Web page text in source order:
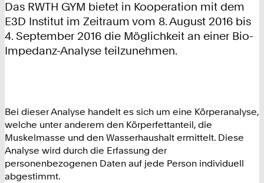
Das RWTH GYM bietet in Kooperation mit dem
E3D Institut im Zeitraum vom 8. August 2016 bis
4. September 2016 die Möglichkeit an einer Bio-
Impedanz-Analyse teilzunehmen.
Bei dieser Analyse handelt es sich um eine Körperanalyse,
welche unter anderem den Körperfettanteil, die
Muskelmasse und den Wasserhaushalt ermittelt. Diese
Analyse wird durch die Erfassung der
personenbezogenen Daten auf jede Person individuell
abgestimmt.